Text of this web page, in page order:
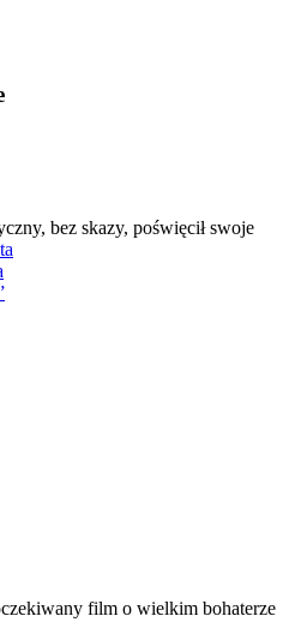
bez skazy, poświęcił swoje
film o wielkim bohaterze